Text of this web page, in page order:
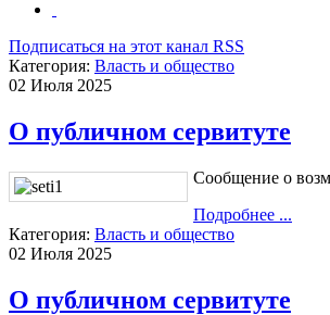
Подписаться на этот канал RSS
Категория: Власть и общество
02 Июля 2025
О публичном сервитуте
Сообщение о
Подробнее ...
Категория: Власть и общество
02 Июля 2025
О публичном сервитуте